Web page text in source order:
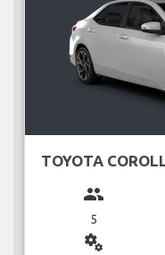
TOYOTA
group
5
miscellaneous_services